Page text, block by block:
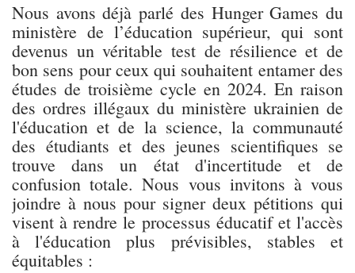
Nous avons déjà parlé des Hunger Games du
ministère de l’éducation supérieur, qui sont
devenus un véritable test de résilience et de
bon sens pour ceux qui souhaitent entamer des
études de troisième cycle en 2024. En raison
des ordres illégaux du ministère ukrainien de
l'éducation et de la science, la communauté
des étudiants et des jeunes scientifiques se
trouve dans un état d'incertitude et de
confusion totale. Nous vous invitons à vous
joindre à nous pour signer deux pétitions qui
visent à rendre le processus éducatif et l'accès
à l'éducation plus prévisibles, stables et
équitables :